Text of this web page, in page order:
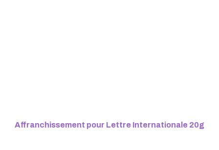
Affranchissement pour Lettre Internationale 20g